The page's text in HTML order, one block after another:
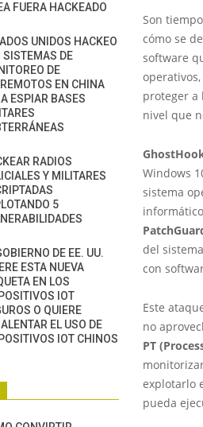
Son
cómo se
software
proteger a
nivel que
Windows
sistema
del
con
Este
no
PT
explotarlo
pueda
FUERA HACKEADO
UNIDOS HACKEO
SISTEMAS DE
DE
EN CHINA
ESPIAR BASES
RADIOS
Y MILITARES
5
DE EE. UU.
ESTA NUEVA
EN LOS
IOT
O QUIERE
EL USO DE
IOT CHINOS